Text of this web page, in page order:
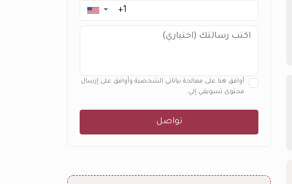
▼
أوافق هنا على معالجة بياناتي الشخصية وأوافق على إرسال
محتوى تسويقي إلي.
تواصل